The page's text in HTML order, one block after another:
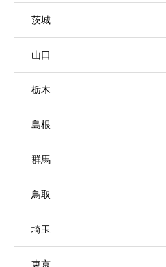
茨城
山口
栃木
島根
群馬
鳥取
埼玉
東京